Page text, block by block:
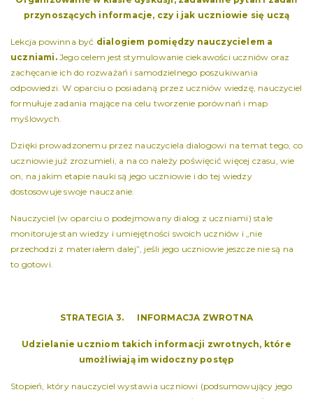
przynoszących informacje, czy i jak uczniowie się uczą
Lekcja powinna być dialogiem pomiędzy nauczycielem a
uczniami.Jego celem jest stymulowanie ciekawości uczniów oraz
zachęcanie ich do rozważań i samodzielnego poszukiwania
odpowiedzi. W oparciu o posiadaną przez uczniów wiedzę, nauczyciel
formułuje zadania mające na celu tworzenie porównań i map
myślowych.
Dzięki prowadzonemu przez nauczyciela dialogowi na temat tego, co
uczniowie już zrozumieli, a na co należy poświęcić więcej czasu, wie
on, na jakim etapie nauki są jego uczniowie i do tej wiedzy
dostosowuje swoje nauczanie.
Nauczyciel (w oparciu o podejmowany dialog z uczniami) stale
monitoruje stan wiedzy i umiejętności swoich uczniów i „nie
przechodzi z materiałem dalej”, jeśli jego uczniowie jeszcze nie są na
to gotowi.
STRATEGIA 3. INFORMACJA ZWROTNA
Udzielanie uczniom takich informacji zwrotnych, które
umożliwiają im widoczny postęp
Stopień, który nauczyciel wystawia uczniowi (podsumowujący jego